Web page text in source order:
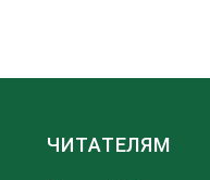
ЧИТАТЕЛЯМ